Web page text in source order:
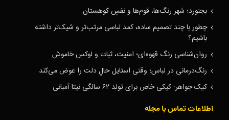
بجنورد؛ شهر رنگ‌ها، قوم‌ها و نفسِ کوهستان
چطور با چند تصمیم ساده، کمد لباسی مرتب‌تر و شیک‌تر داشته
باشیم؟
روان‌شناسی رنگ قهوه‌ای؛ امنیت، ثبات و لوکسِ خاموش
رنگ‌درمانی در لباس؛ وقتی استایل حالِ دلت را عوض می‌کند
کیک جواهر: کیکی خاص برای تولد ۶۲ سالگی نیتا آمبانی
اطلاعات تماس با مجله